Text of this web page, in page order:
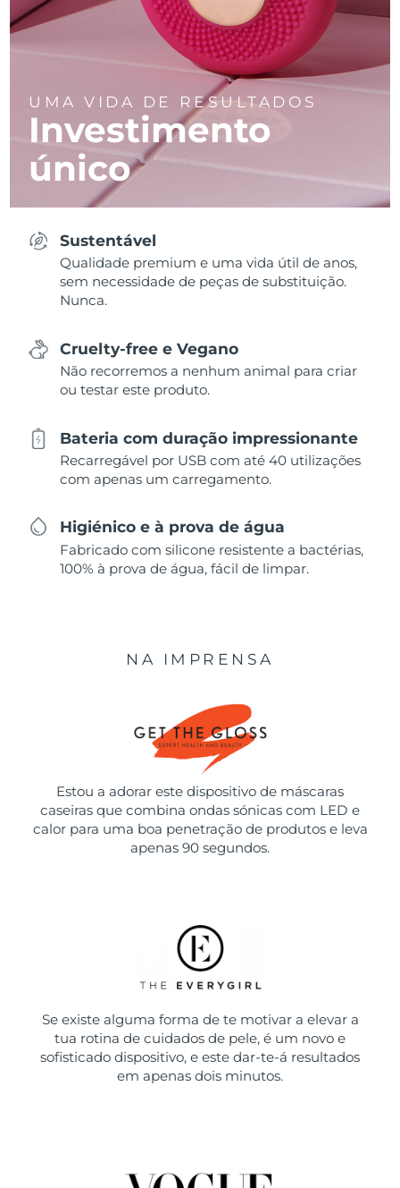
UMA VIDA DE RESULTADOS
Investimento
único
Sustentável
Qualidade premium e uma vida útil de anos,
sem necessidade de peças de substituição.
Nunca.
Cruelty-free e Vegano
Não recorremos a nenhum animal para criar
ou testar este produto.
Bateria com duração impressionante
Recarregável por USB com até 40 utilizações
com apenas um carregamento.
Higiénico e à prova de água
Fabricado com silicone resistente a bactérias,
100% à prova de água, fácil de limpar.
NA IMPRENSA
Estou a adorar este dispositivo de máscaras
caseiras que combina ondas sónicas com LED e
calor para uma boa penetração de produtos e leva
apenas 90 segundos.
Se existe alguma forma de te motivar a elevar a
tua rotina de cuidados de pele, é um novo e
sofisticado dispositivo, e este dar-te-á resultados
em apenas dois minutos.